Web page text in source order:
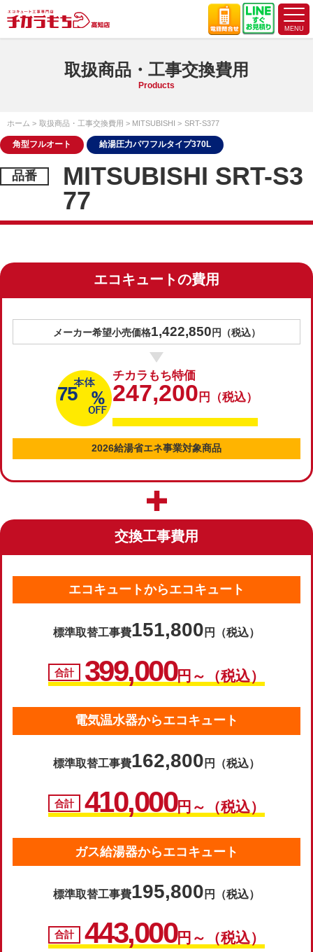
取扱商品・工事交換費用
Products
ホーム 取扱商品・工事交換費用 MITSUBISHI SRT-S377
角型フルオート 給湯圧力パワフルタイプ370L
MITSUBISHI SRT-S3
77
エコキュートの費用
メーカー希望小売価格1,422,850 円（税込）
75
チカラもち特価
247,200 円（税込）
2026給湯省エネ事業対象商品
交換工事費用
エコキュートからエコキュート
標準取替工事費151,800 円（税込）
合計 399,000円～（税込）
電気温水器からエコキュート
標準取替工事費162,800 円（税込）
合計 410,000円～（税込）
ガス給湯器からエコキュート
標準取替工事費195,800 円（税込）
合計 443,000円～（税込）